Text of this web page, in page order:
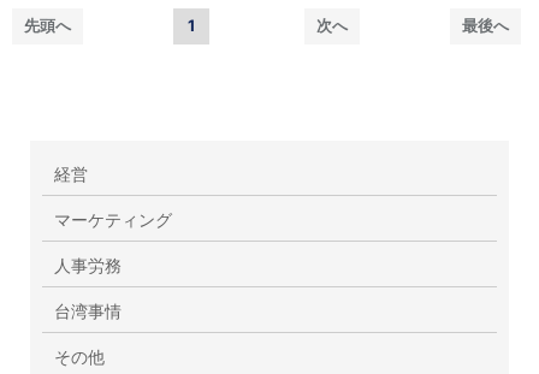
先頭へ 1 次へ 最後へ
経営
マーケティング
人事労務
台湾事情
その他